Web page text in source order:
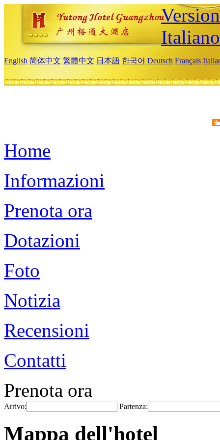
Italiano
English 简体中文 繁體中文 日本語 한국어 Deutsch Français
Home
Informazioni
Prenota ora
Dotazioni
Foto
Notizia
Recensioni
Contatti
Prenota ora
Arrivo: Partenza:
Mappa dell'hotel